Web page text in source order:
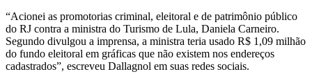
“Acionei as promotorias criminal, eleitoral e de patrimônio público
do RJ contra a ministra do Turismo de Lula, Daniela Carneiro.
Segundo divulgou a imprensa, a ministra teria usado R$ 1,09 milhão
do fundo eleitoral em gráficas que não existem nos endereços
cadastrados”, escreveu Dallagnol em suas redes sociais.